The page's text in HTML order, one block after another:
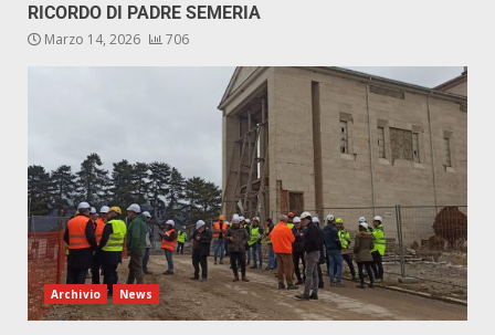
RICORDO DI PADRE SEMERIA
Marzo 14, 2026 706
Archivio News